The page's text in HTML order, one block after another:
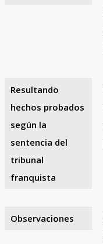
Resultando
hechos probados
según la
sentencia del
tribunal
franquista
Observaciones